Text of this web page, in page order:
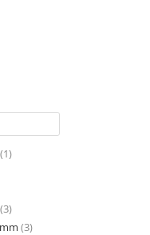
(1)
(3)
(3)